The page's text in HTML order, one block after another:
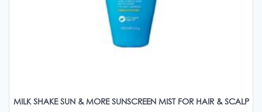
MILK SHAKE SUN & MORE SUNSCREEN MIST FOR HAIR & SCALP